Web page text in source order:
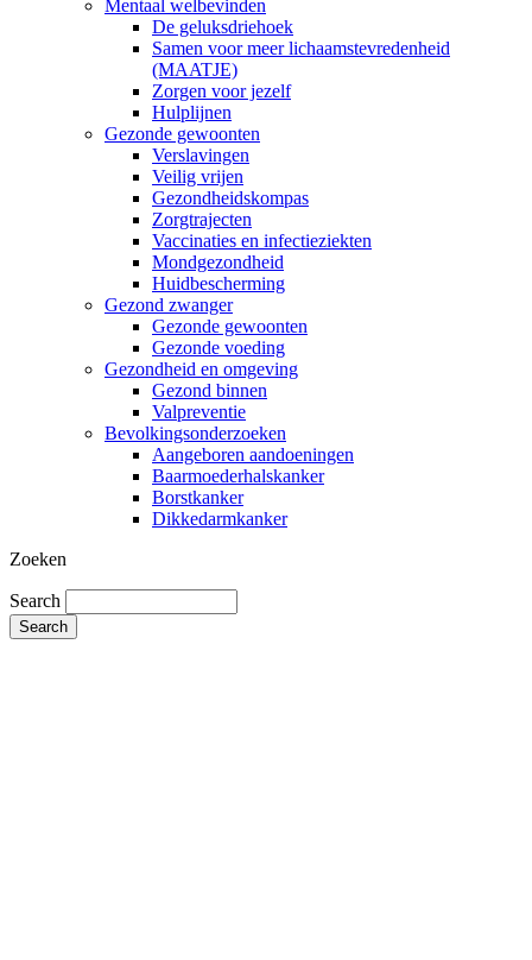
Mentaal welbevinden
De geluksdriehoek
Samen voor meer lichaamstevredenheid
(MAATJE)
Zorgen voor jezelf
Hulplijnen
Gezonde gewoonten
Verslavingen
Veilig vrijen
Gezondheidskompas
Zorgtrajecten
Vaccinaties en infectieziekten
Mondgezondheid
Huidbescherming
Gezond zwanger
Gezonde gewoonten
Gezonde voeding
Gezondheid en omgeving
Gezond binnen
Valpreventie
Bevolkingsonderzoeken
Aangeboren aandoeningen
Baarmoederhalskanker
Borstkanker
Dikkedarmkanker
Zoeken
Search